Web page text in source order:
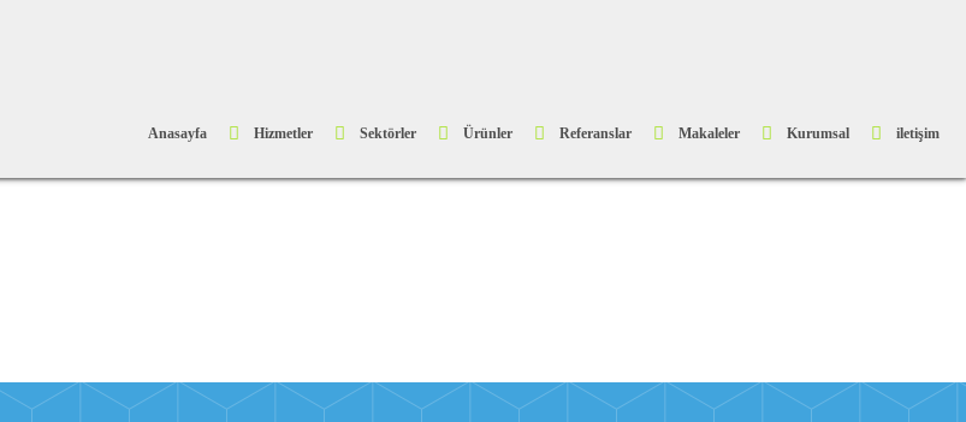
Anasayfa Hizmetler Sektörler Ürünler Referanslar Makaleler Kurumsal iletişim